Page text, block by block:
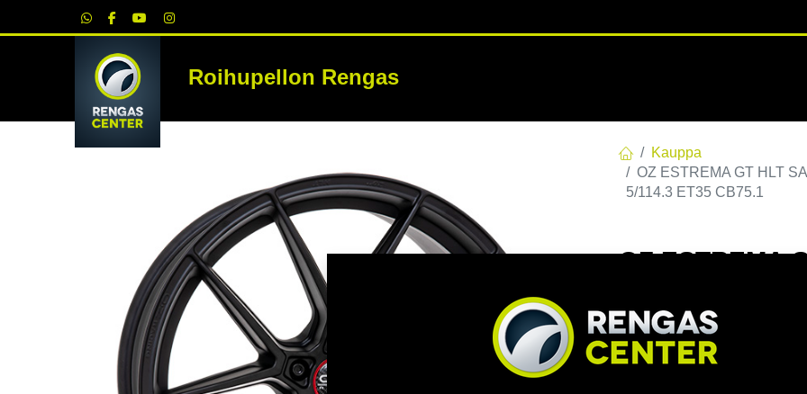
Roihupellon RengasRENKAAT
Kauppa
OZ ESTREMA GT HLT
5/114.3 ET35 CB75.1
OZ ESTREMA
CB75.1
EAN:8027529220544